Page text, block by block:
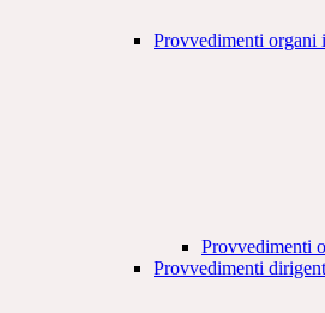
Provvedimenti
Provvedimenti
Provvedimenti